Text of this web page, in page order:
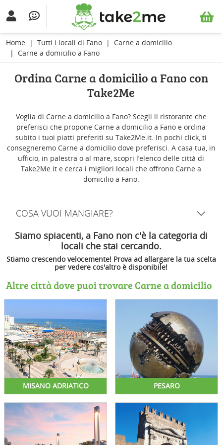
Home Tutti i locali di Fano
Carne a domicilio
Carne a domicilio a Fano
Ordina Carne a domicilio a Fano con
Take2Me
Voglia di Carne a domicilio a Fano? Scegli il ristorante che
preferisci che propone Carne a domicilio a Fano e ordina
subito i tuoi piatti preferiti su Take2Me.it. In pochi click, ti
consegneremo Carne a domicilio dove preferisci. A casa tua, in
ufficio, in palestra o al mare, scopri l’elenco delle città di
Take2Me.it e cerca i migliori locali che offrono Carne a
domicilio a Fano.
COSA VUOI MANGIARE?
Siamo spiacenti, a Fano non c'è la categoria di
locali che stai cercando.
Stiamo crescendo velocemente! Prova ad allargare la tua scelta
per vedere cos'altro è disponibile!
Altre città dove puoi trovare Carne a domicilio
MISANO ADRIATICO PESARO